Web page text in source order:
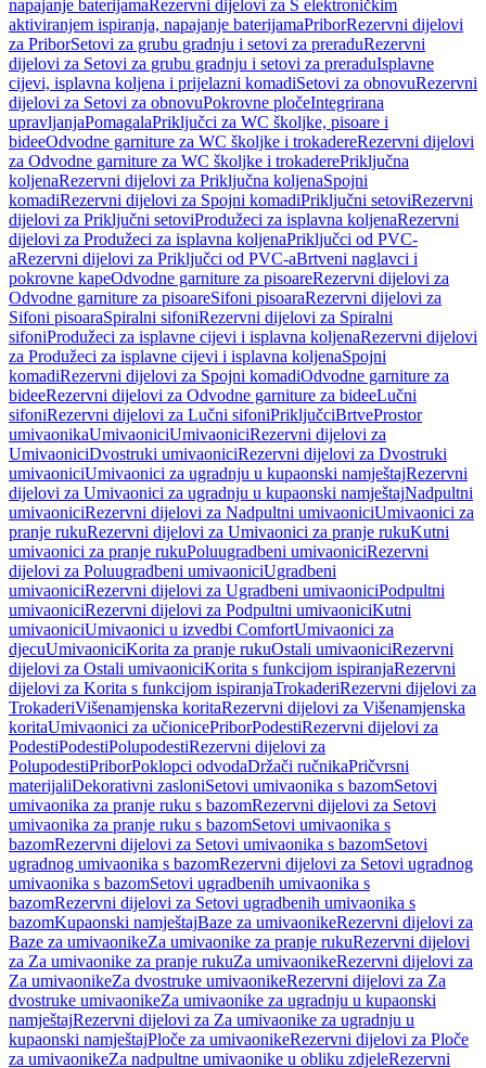
napajanje baterijamaRezervni dijelovi za S elektroničkim
aktiviranjem ispiranja, napajanje baterijamaPriborRezervni dijelovi
za PriborSetovi za grubu gradnju i setovi za preraduRezervni
dijelovi za Setovi za grubu gradnju i setovi za preraduIsplavne
cijevi, isplavna koljena i prijelazni komadiSetovi za obnovuRezervni
dijelovi za Setovi za obnovuPokrovne pločeIntegrirana
upravljanjaPomagalaPriključci za WC školjke, pisoare i
bideeOdvodne garniture za WC školjke i trokadereRezervni dijelovi
za Odvodne garniture za WC školjke i trokaderePriključna
koljenaRezervni dijelovi za Priključna koljenaSpojni
komadiRezervni dijelovi za Spojni komadiPriključni setoviRezervni
dijelovi za Priključni setoviProdužeci za isplavna koljenaRezervni
dijelovi za Produžeci za isplavna koljenaPriključci od PVC-
aRezervni dijelovi za Priključci od PVC-aBrtveni naglavci i
pokrovne kapeOdvodne garniture za pisoareRezervni dijelovi za
Odvodne garniture za pisoareSifoni pisoaraRezervni dijelovi za
Sifoni pisoaraSpiralni sifoniRezervni dijelovi za Spiralni
sifoniProdužeci za isplavne cijevi i isplavna koljenaRezervni dijelovi
za Produžeci za isplavne cijevi i isplavna koljenaSpojni
komadiRezervni dijelovi za Spojni komadiOdvodne garniture za
bideeRezervni dijelovi za Odvodne garniture za bideeLučni
sifoniRezervni dijelovi za Lučni sifoniPriključciBrtveProstor
umivaonikaUmivaoniciUmivaoniciRezervni dijelovi za
UmivaoniciDvostruki umivaoniciRezervni dijelovi za Dvostruki
umivaoniciUmivaonici za ugradnju u kupaonski namještajRezervni
dijelovi za Umivaonici za ugradnju u kupaonski namještajNadpultni
umivaoniciRezervni dijelovi za Nadpultni umivaoniciUmivaonici za
pranje rukuRezervni dijelovi za Umivaonici za pranje rukuKutni
umivaonici za pranje rukuPoluugradbeni umivaoniciRezervni
dijelovi za Poluugradbeni umivaoniciUgradbeni
umivaoniciRezervni dijelovi za Ugradbeni umivaoniciPodpultni
umivaoniciRezervni dijelovi za Podpultni umivaoniciKutni
umivaoniciUmivaonici u izvedbi ComfortUmivaonici za
djecuUmivaoniciKorita za pranje rukuOstali umivaoniciRezervni
dijelovi za Ostali umivaoniciKorita s funkcijom ispiranjaRezervni
dijelovi za Korita s funkcijom ispiranjaTrokaderiRezervni dijelovi za
TrokaderiVišenamjenska koritaRezervni dijelovi za Višenamjenska
koritaUmivaonici za učionicePriborPodestiRezervni dijelovi za
PodestiPodestiPolupodestiRezervni dijelovi za
PolupodestiPriborPoklopci odvodaDržači ručnikaPričvrsni
materijaliDekorativni zasloniSetovi umivaonika s bazomSetovi
umivaonika za pranje ruku s bazomRezervni dijelovi za Setovi
umivaonika za pranje ruku s bazomSetovi umivaonika s
bazomRezervni dijelovi za Setovi umivaonika s bazomSetovi
ugradnog umivaonika s bazomRezervni dijelovi za Setovi ugradnog
umivaonika s bazomSetovi ugradbenih umivaonika s
bazomRezervni dijelovi za Setovi ugradbenih umivaonika s
bazomKupaonski namještajBaze za umivaonikeRezervni dijelovi za
Baze za umivaonikeZa umivaonike za pranje rukuRezervni dijelovi
za Za umivaonike za pranje rukuZa umivaonikeRezervni dijelovi za
Za umivaonikeZa dvostruke umivaonikeRezervni dijelovi za Za
dvostruke umivaonikeZa umivaonike za ugradnju u kupaonski
namještajRezervni dijelovi za Za umivaonike za ugradnju u
kupaonski namještajPloče za umivaonikeRezervni dijelovi za Ploče
za umivaonikeZa nadpultne umivaonike u obliku zdjeleRezervni